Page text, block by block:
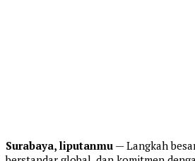
Surabaya, liputanmu — Langkah